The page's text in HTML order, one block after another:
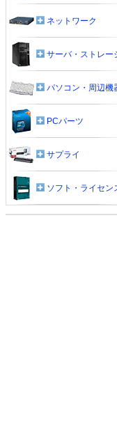
ネットワーク
サーバ・ストレー
パソコン・周辺機
PCパーツ
サプライ
ソフト・ライセン